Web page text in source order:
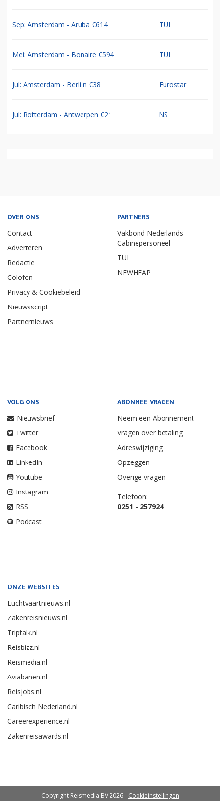
Sep: Amsterdam - Aruba €614 TUI
Mei: Amsterdam - Bonaire €594 TUI
Jul: Amsterdam - Berlijn €38 Eurostar
Jul: Rotterdam - Antwerpen €21 NS
OVER ONS
Contact
Adverteren
Redactie
Colofon
Privacy & Cookiebeleid
Nieuwsscript
Partnernieuws
PARTNERS
Vakbond Nederlands
Cabinepersoneel
TUI
NEWHEAP
VOLG ONS
Nieuwsbrief
Twitter
Facebook
LinkedIn
Youtube
Instagram
RSS
Podcast
ABONNEE VRAGEN
Neem een Abonnement
Vragen over betaling
Adreswijziging
Opzeggen
Overige vragen
Telefoon:
0251 - 257924
ONZE WEBSITES
Luchtvaartnieuws.nl
Zakenreisnieuws.nl
Triptalk.nl
Reisbizz.nl
Reismedia.nl
Aviabanen.nl
Reisjobs.nl
Caribisch Nederland.nl
Careerexperience.nl
Zakenreisawards.nl
Copyright Reismedia BV 2026 - Cookieinstellingen